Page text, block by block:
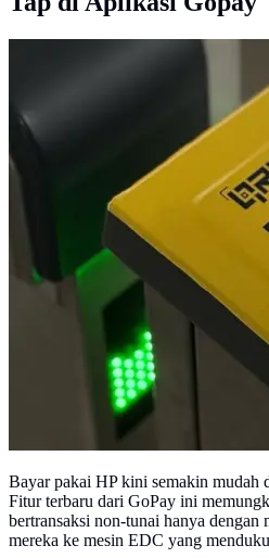
Bayar pakai HP kini semakin mudah
Fitur terbaru dari GoPay ini
bertransaksi non-tunai hanya dengan
mereka ke mesin EDC yang